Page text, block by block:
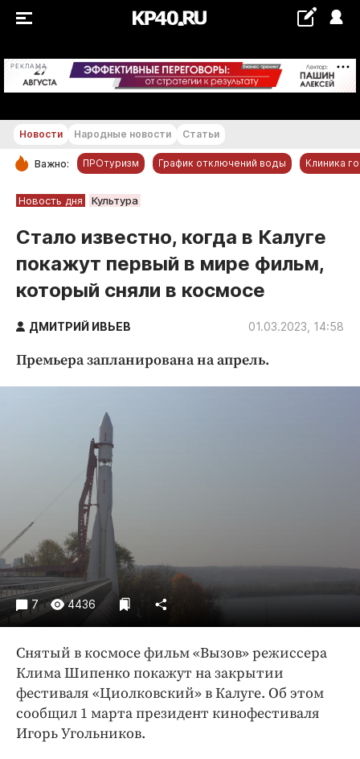
РЕКЛАМА +20...+21 °С
РУБРИКИ
Новости компаний
Статьи
Народные новости
Авто и транспорт
Криминал
Недвижимость и ЖКХ
Образование
Общество
Погода
Праздники
Происшествия
Спорт
Экономика и бизнес
ПРОЕКТЫ
Блоги
Издания
Медиаперсона
Интересное чтиво
Новости Народные новости Статьи
Важно: ПРОтуризм График отключений воды Клиника
Новость дня Культура
Стало известно, когда в Калуге
покажут первый в мире фильм,
который сняли в космосе
ДМИТРИЙ ИВЬЕВ 01.03.2023, 14:58
Премьера запланирована на апрель.
7 4436
Снятый в космосе фильм «Вызов» режиссера
Клима Шипенко покажут на закрытии
фестиваля «Циолковский» в Калуге. Об этом
сообщил 1 марта президент кинофестиваля
Игорь Угольников.